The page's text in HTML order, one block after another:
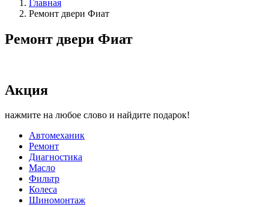
Главная
Ремонт двери Фиат
Ремонт двери Фиат
Акция
нажмите на любое слово и найдите подарок!
Автомеханик
Ремонт
Диагностика
Масло
Фильтр
Колеса
Шиномонтаж